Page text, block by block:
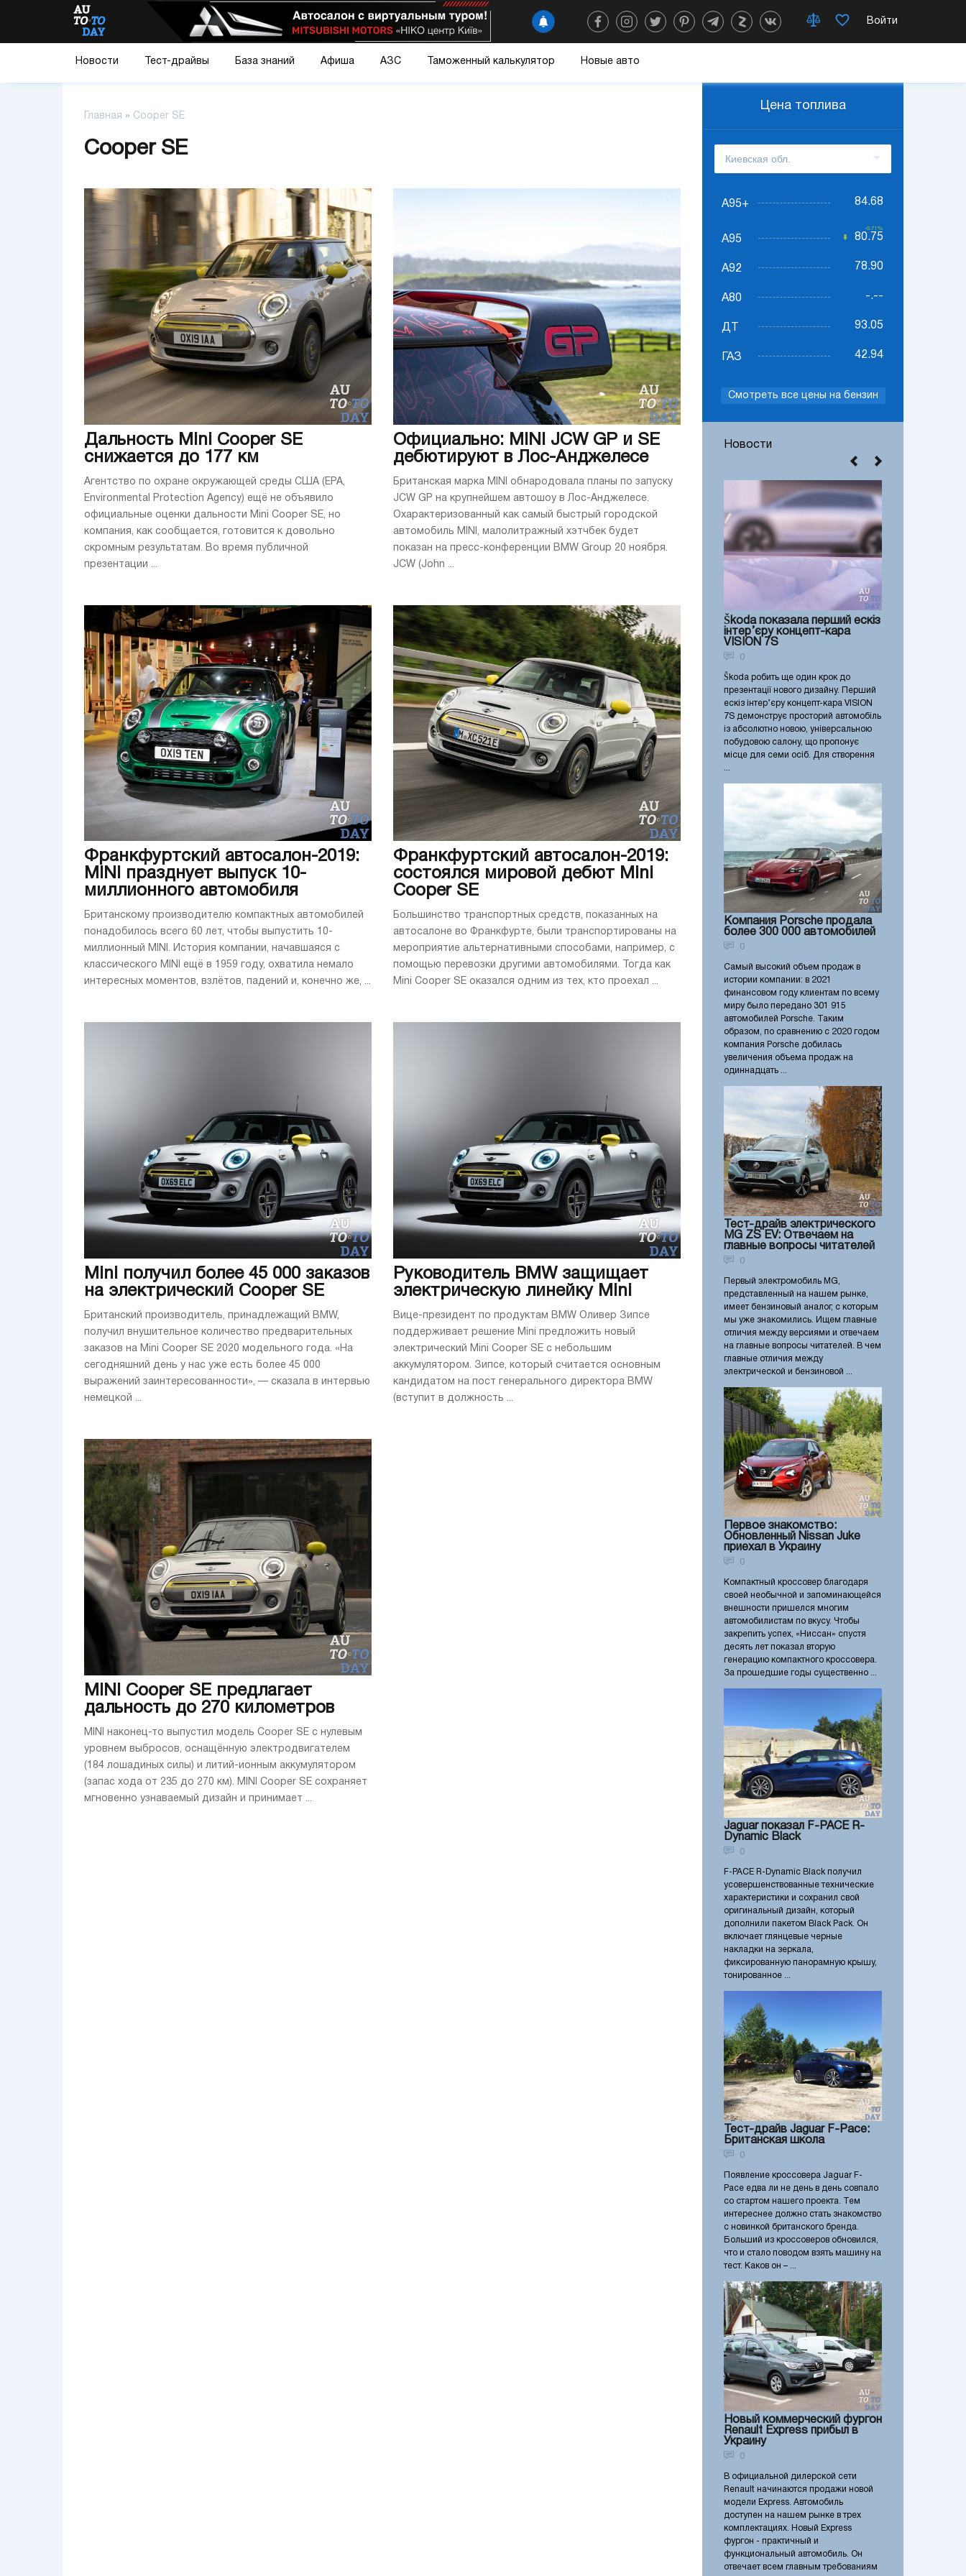
Войти
Новости Тест-драйвы База знаний Афиша АЗС Таможенный калькулятор Новые авто
Главная » Cooper SE
Cooper SE
Дальность Mini Cooper SE
снижается до 177 км
Агентство по охране окружающей среды США (EPA,
Environmental Protection Agency) ещё не объявило
официальные оценки дальности Mini Cooper SE, но
компания, как сообщается, готовится к довольно
скромным результатам. Во время публичной
презентации ...
Официально: MINI JCW GP и SE
дебютируют в Лос-Анджелесе
Британская марка MINI обнародовала планы по запуску
JCW GP на крупнейшем автошоу в Лос-Анджелесе.
Охарактеризованный как самый быстрый городской
автомобиль MINI, малолитражный хэтчбек будет
показан на пресс-конференции BMW Group 20 ноября.
JCW (John ...
Франкфуртский автосалон-2019:
MINI празднует выпуск 10-
миллионного автомобиля
Британскому производителю компактных автомобилей
понадобилось всего 60 лет, чтобы выпустить 10-
миллионный MINI. История компании, начавшаяся с
классического MINI ещё в 1959 году, охватила немало
интересных моментов, взлётов, падений и, конечно же, ...
Франкфуртский автосалон-2019:
состоялся мировой дебют Mini
Cooper SE
Большинство транспортных средств, показанных на
автосалоне во Франкфурте, были транспортированы на
мероприятие альтернативными способами, например, с
помощью перевозки другими автомобилями. Тогда как
Mini Cooper SE оказался одним из тех, кто проехал ...
Mini получил более 45 000 заказов
на электрический Cooper SE
Британский производитель, принадлежащий BMW,
получил внушительное количество предварительных
заказов на Mini Cooper SE 2020 модельного года. «На
сегодняшний день у нас уже есть более 45 000
выражений заинтересованности», — сказала в интервью
немецкой ...
Руководитель BMW защищает
электрическую линейку Mini
Вице-президент по продуктам BMW Оливер Зипсе
поддерживает решение Mini предложить новый
электрический Mini Cooper SE с небольшим
аккумулятором. Зипсе, который считается основным
кандидатом на пост генерального директора BMW
(вступит в должность ...
MINI Cooper SE предлагает
дальность до 270 километров
MINI наконец-то выпустил модель Cooper SE с нулевым
уровнем выбросов, оснащённую электродвигателем
(184 лошадиных силы) и литий-ионным аккумулятором
(запас хода от 235 до 270 км). MINI Cooper SE сохраняет
мгновенно узнаваемый дизайн и принимает ...
Цена топлива
А95+ 84.68
А95
-0.71%
80.75
А92 78.90
А80 -.--
ДТ 93.05
ГАЗ 42.94
Смотреть все цены на бензин
Новости
Škoda показала перший ескіз
інтер’єру концепт-кара
VISION 7S
0
Škoda робить ще один крок до
презентації нового дизайну. Перший
ескіз інтер’єру концепт-кара VISION
7S демонструє просторий автомобіль
із абсолютно новою, універсальною
побудовою салону, що пропонує
місце для семи осіб. Для створення
Компания Porsche продала
более 300 000 автомобилей
0
Самый высокий объем продаж в
истории компании: в 2021
финансовом году клиентам по всему
миру было передано 301 915
автомобилей Porsche. Таким
образом, по сравнению с 2020 годом
компания Porsche добилась
увеличения объема продаж на
одиннадцать ...
Тест-драйв электрического
MG ZS EV: Отвечаем на
главные вопросы читателей
0
Первый электромобиль MG,
представленный на нашем рынке,
имеет бензиновый аналог, с которым
мы уже знакомились. Ищем главные
отличия между версиями и отвечаем
на главные вопросы читателей. В чем
главные отличия между
электрической и бензиновой ...
Первое знакомство:
Обновленный Nissan Juke
приехал в Украину
0
Компактный кроссовер благодаря
своей необычной и запоминающейся
внешности пришелся многим
автомобилистам по вкусу. Чтобы
закрепить успех, «Ниссан» спустя
десять лет показал вторую
генерацию компактного кроссовера.
За прошедшие годы существенно ...
Jaguar показал F-PACE R-
Dynamic Black
0
F-PACE R-Dynamic Black получил
усовершенствованные технические
характеристики и сохранил свой
оригинальный дизайн, который
дополнили пакетом Black Pack. Он
включает глянцевые черные
накладки на зеркала,
фиксированную панорамную крышу,
тонированное ...
Тест-драйв Jaguar F-Pace:
Британская школа
0
Появление кроссовера Jaguar F-
Pace едва ли не день в день совпало
со стартом нашего проекта. Тем
интереснее должно стать знакомство
с новинкой британского бренда.
Больший из кроссоверов обновился,
что и стало поводом взять машину на
тест. Каков он – ...
Новый коммерческий фургон
Renault Express прибыл в
Украину
0
В официальной дилерской сети
Renault начинаются продажи новой
модели Express. Автомобиль
доступен на нашем рынке в трех
комплектациях. Новый Express
фургон - практичный и
функциональный автомобиль. Он
отвечает всем главным требованиям